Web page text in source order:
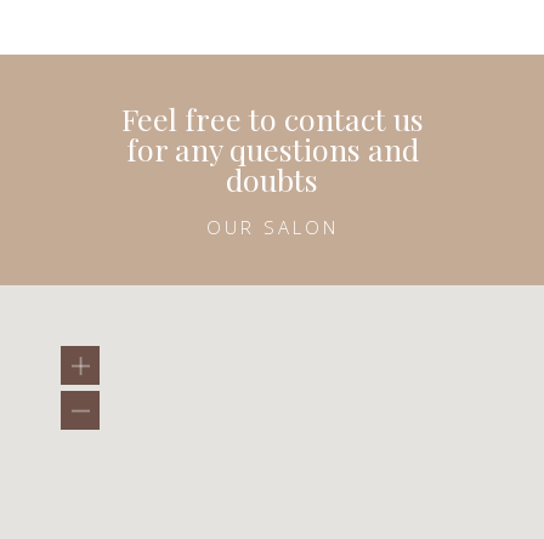
Feel free to contact us
for any questions and
doubts
OUR SALON